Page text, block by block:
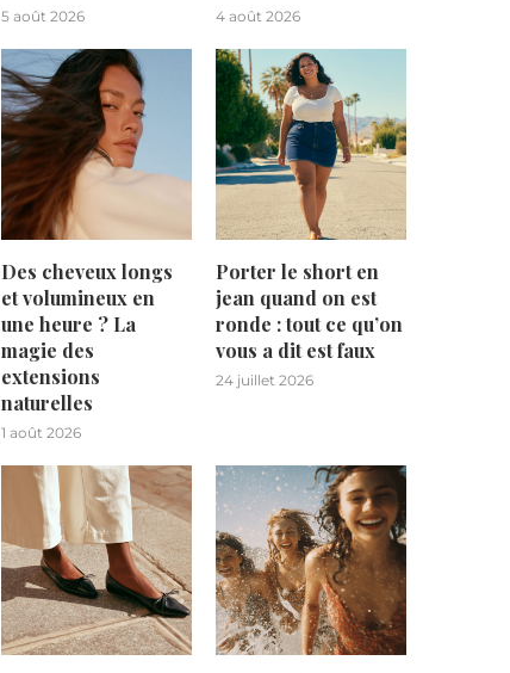
5 août 2026 4 août 2026
Des cheveux longs
et volumineux en
une heure ? La
magie des
extensions
naturelles
1 août 2026
Porter le short en
jean quand on est
ronde : tout ce qu’on
vous a dit est faux
24 juillet 2026